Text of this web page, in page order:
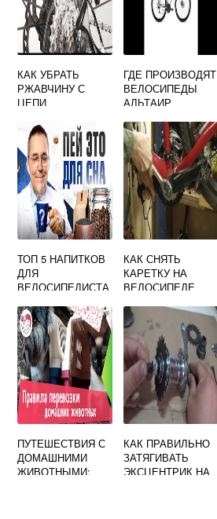
КАК УБРАТЬ
РЖАВЧИНУ С
ЦЕПИ
ГДЕ ПРОИЗВОДЯТ
ВЕЛОСИПЕДЫ
АЛЬТАИР
ТОП 5 НАПИТКОВ
ДЛЯ
ВЕЛОСИПЕДИСТА
КАК СНЯТЬ
КАРЕТКУ НА
ВЕЛОСИПЕДЕ
СПЕЦИАЛЬНОГО
КЛЮЧА
ПУТЕШЕСТВИЯ С
ДОМАШНИМИ
ЖИВОТНЫМИ:
КАК ПРАВИЛЬНО
ЗАТЯГИВАТЬ
ЭКСЦЕНТРИК НА